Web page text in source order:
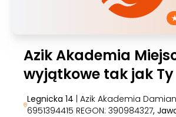
Azik Akademia
wyjątkowe tak jak Ty
Legnicka 14 | Azik Akademia Damian
6951394415 REGON: 390984327,